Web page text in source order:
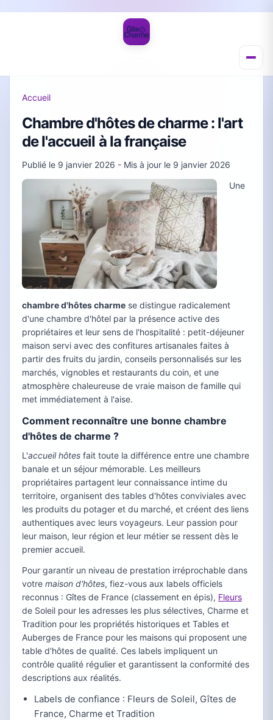
Accueil
Chambre d'hôtes de charme : l'art
de l'accueil à la française
Publié le 9 janvier 2026 - Mis à jour le 9 janvier 2026
Une
chambre d'hôtes charme se distingue radicalement
d'une chambre d'hôtel par la présence active des
propriétaires et leur sens de l'hospitalité : petit-déjeuner
maison servi avec des confitures artisanales faites à
partir des fruits du jardin, conseils personnalisés sur les
marchés, vignobles et restaurants du coin, et une
atmosphère chaleureuse de vraie maison de famille qui
met immédiatement à l'aise.
Comment reconnaître une bonne chambre
d'hôtes de charme ?
L'accueil hôtes fait toute la différence entre une chambre
banale et un séjour mémorable. Les meilleurs
propriétaires partagent leur connaissance intime du
territoire, organisent des tables d'hôtes conviviales avec
les produits du potager et du marché, et créent des liens
authentiques avec leurs voyageurs. Leur passion pour
leur maison, leur région et leur métier se ressent dès le
premier accueil.
Pour garantir un niveau de prestation irréprochable dans
votre maison d'hôtes, fiez-vous aux labels officiels
reconnus : Gîtes de France (classement en épis), Fleurs
de Soleil pour les adresses les plus sélectives, Charme et
Tradition pour les propriétés historiques et Tables et
Auberges de France pour les maisons qui proposent une
table d'hôtes de qualité. Ces labels impliquent un
contrôle qualité régulier et garantissent la conformité des
descriptions aux réalités.
Labels de confiance : Fleurs de Soleil, Gîtes de
France, Charme et Tradition